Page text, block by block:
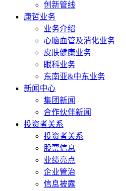
创新管线
康哲业务
业务介绍
心脑血管及消化业务
皮肤健康业务
眼科业务
东南亚&中东业务
新闻中心
集团新闻
合作伙伴新闻
投资者关系
投资者关系
股票信息
业绩亮点
企业管治
信息披露